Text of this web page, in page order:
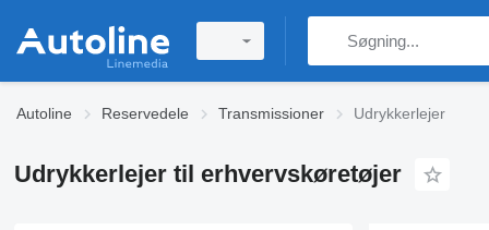
Autoline Reservedele Transmissioner Udrykkerlejer
Udrykkerlejer til erhvervskøretøjer